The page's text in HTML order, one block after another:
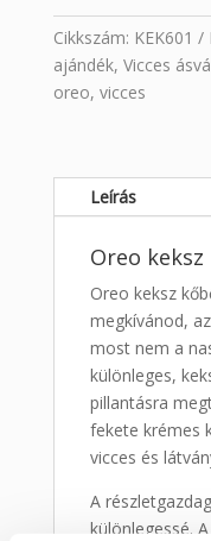
Cikkszám: KEK601
ajándék, Vicces
oreo, vicces
Leírás
Oreo
Oreo keksz
megkívánod,
most nem a
különleges,
pillantásra
fekete krémes
vicces és
A
különlegessé.